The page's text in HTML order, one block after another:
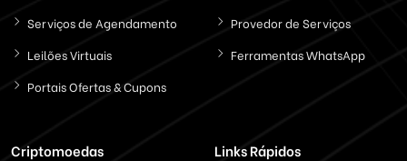
Serviços de Agendamento
Leilões Virtuais
Portais Ofertas & Cupons
Provedor de Serviços
Ferramentas WhatsApp
Criptomoedas Links Rápidos